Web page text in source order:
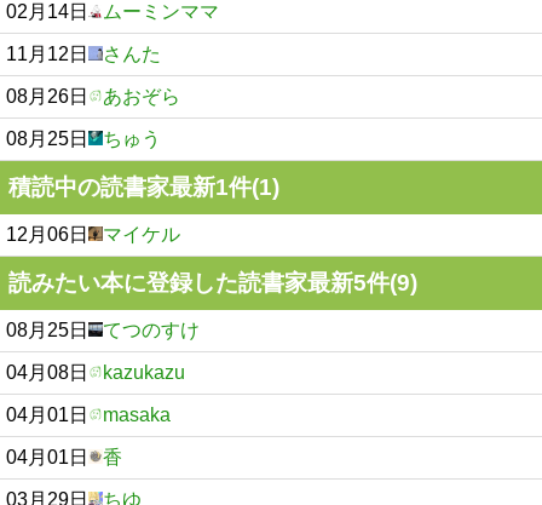
02月14日 ムーミンママ
11月12日 さんた
08月26日 あおぞら
08月25日 ちゅう
積読中の読書家最新1件(1)
12月06日 マイケル
読みたい本に登録した読書家最新5件(9)
08月25日 てつのすけ
04月08日 kazukazu
04月01日 masaka
04月01日 香
03月29日 ちゆ